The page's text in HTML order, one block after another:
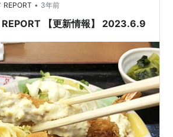
REPORT • 3年前
REPORT 【更新情報】 2023.6.9